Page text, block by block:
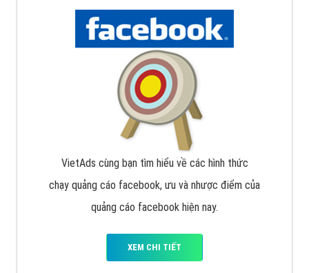
VietAds cùng bạn tìm hiểu về các hình thức
chạy quảng cáo facebook, ưu và nhược điểm của
quảng cáo facebook hiện nay.
XEM CHI TIẾT